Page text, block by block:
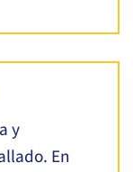
y
En